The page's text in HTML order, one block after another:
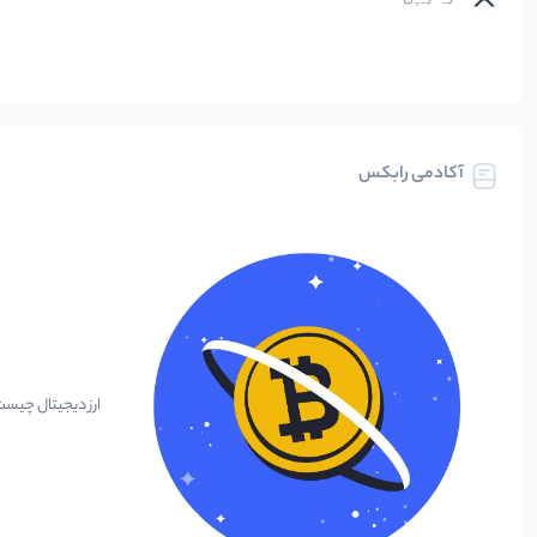
آکادمی رابکس
ارز دیجیتال